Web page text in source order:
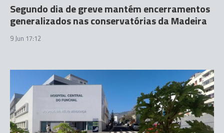
Segundo dia de greve mantém encerramentos
generalizados nas conservatórias da Madeira
9 Jun 17:12